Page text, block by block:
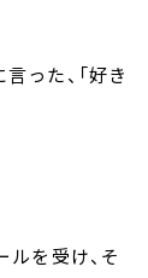
った、「好き
ルを受け、そ